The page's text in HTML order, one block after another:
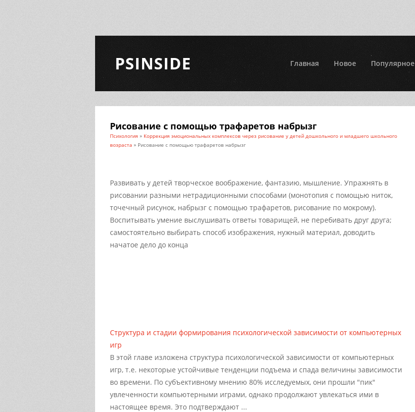
PSINSIDE Главная Новое Популярное
Рисование с помощью трафаретов набрызг
Психология » Коррекция эмоциональных комплексов через рисование у детей дошкольного и младшего школьного
возраста » Рисование с помощью трафаретов набрызг
Развивать у детей творческое воображение, фантазию, мышление. Упражнять в
рисовании разными нетрадиционными способами (монотопия с помощью ниток,
точечный рисунок, набрызг с помощью трафаретов, рисование по мокрому).
Воспитывать умение выслушивать ответы товарищей, не перебивать друг друга;
самостоятельно выбирать способ изображения, нужный материал, доводить
начатое дело до конца
Структура и стадии формирования психологической зависимости от компьютерных
игр
В этой главе изложена структура психологической зависимости от компьютерных
игр, т.е. некоторые устойчивые тенденции подъема и спада величины зависимости
во времени. По субъективному мнению 80% исследуемых, они прошли "пик"
увлеченности компьютерными играми, однако продолжают увлекаться ими в
настоящее время. Это подтверждают ...